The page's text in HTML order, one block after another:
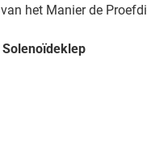
het Manier de